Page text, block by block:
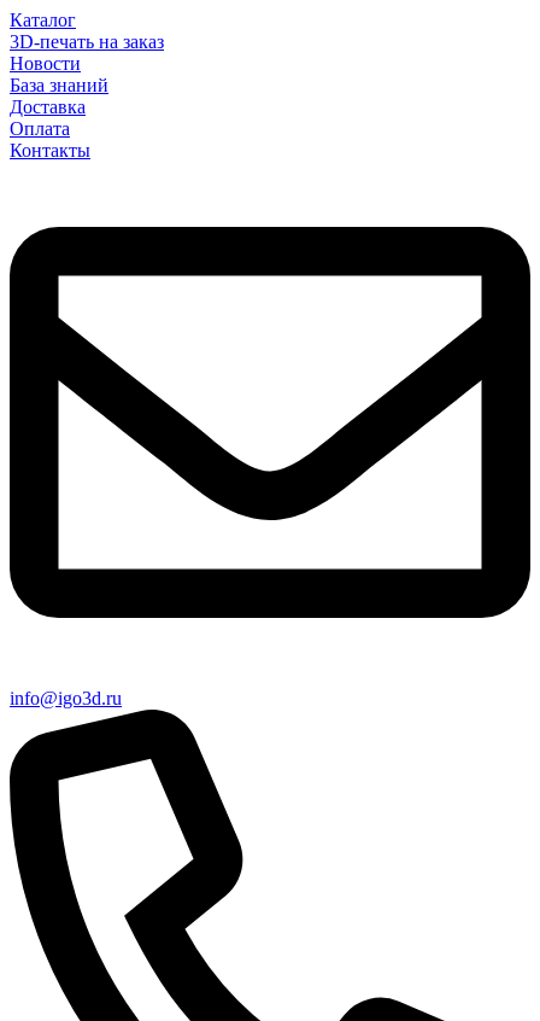
Каталог
3D-печать на заказ
Новости
База знаний
Доставка
Оплата
Контакты
info@igo3d.ru